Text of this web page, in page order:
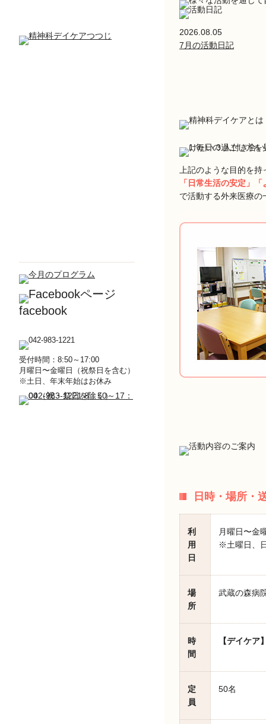
facebook
受付時間：8:50～17:00
月曜日〜金曜日（祝祭日を含む）
※土日、年末年始はお休み
2026.08.05
7月の活動日記
上記のような目的を持
「日常生活の安定」
で活動する外来医療の
日時・場所・
利
用
日
月曜日〜金
※土曜日、
場
所
武蔵の森病
時
間
【デイケア
定
員
50名